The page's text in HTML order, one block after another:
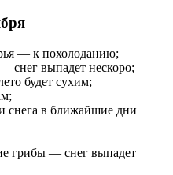
— к похолоданию;
снег выпадет нескоро;
будет сухим;
снега в ближайшие дни
грибы — снег выпадет